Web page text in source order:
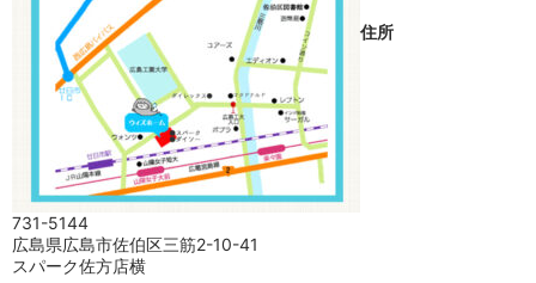
住所
731-5144
広島県広島市佐伯区三筋2-10-41
スパーク佐方店横